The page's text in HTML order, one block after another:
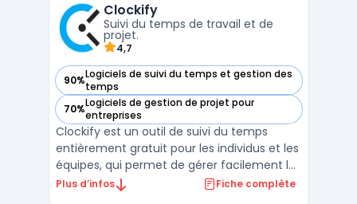
personnalisation étendues pour mieux
coordonner votre tra ...
Clockify
Suivi du temps de travail et de
projet.
4,7
90%Logiciels de suivi du temps et gestion des
temps
— voir Clockify dans cette catégorie
70%Logiciels de gestion de projet pour
entreprises
— voir Clockify dans cette catégorie
Clockify est un outil de suivi du temps
entièrement gratuit pour les individus et les
équipes, qui permet de gérer facilement les
heures de travail et de générer des
Plus d’infos Fiche complète